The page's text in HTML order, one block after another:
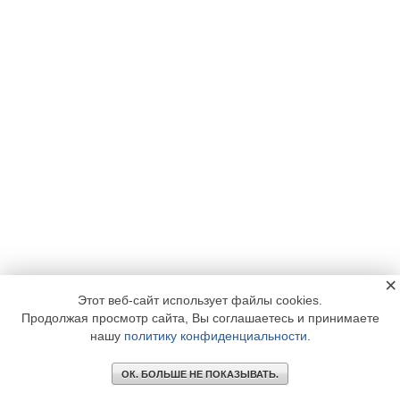
Этот веб-сайт использует файлы cookies.
Продолжая просмотр сайта, Вы соглашаетесь и принимаете
нашу политику конфиденциальности
ОК. БОЛЬШЕ НЕ ПОКАЗЫВАТЬ.
×